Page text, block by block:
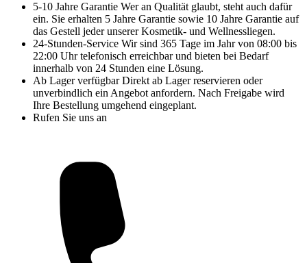
5-10 Jahre Garantie Wer an Qualität glaubt, steht auch dafür
ein. Sie erhalten 5 Jahre Garantie sowie 10 Jahre Garantie auf
das Gestell jeder unserer Kosmetik- und Wellnessliegen.
24-Stunden-Service Wir sind 365 Tage im Jahr von 08:00 bis
22:00 Uhr telefonisch erreichbar und bieten bei Bedarf
innerhalb von 24 Stunden eine Lösung.
Ab Lager verfügbarDirekt ab Lager reservieren oder
unverbindlich ein Angebot anfordern. Nach Freigabe wird
Ihre Bestellung umgehend eingeplant.
Rufen Sie uns an